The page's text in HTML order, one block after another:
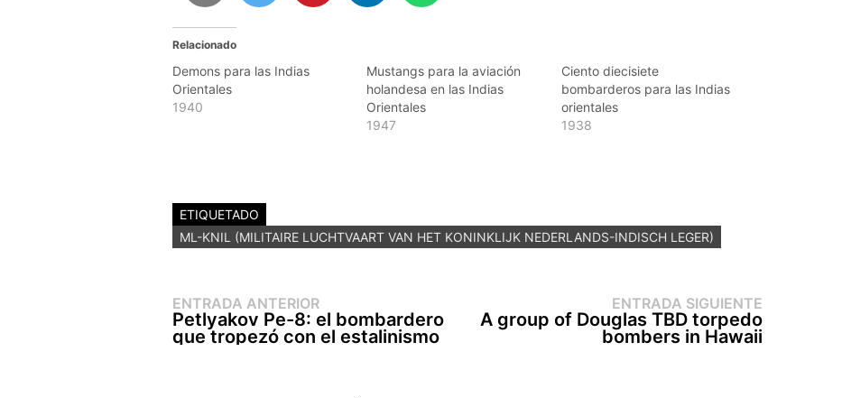
Relacionado
Demons para las Indias
Orientales
1940
Mustangs para la aviación
holandesa en las Indias
Orientales
1947
Ciento diecisiete
bombarderos para las Indias
orientales
1938
ETIQUETADO
ML-KNIL (MILITAIRE LUCHTVAART VAN HET KONINKLIJK NEDERLANDS-INDISCH LEGER)
Navegación
de
entradas
ENTRADA ANTERIOREntrada
anterior:
Petlyakov Pe-8: el bombardero
que tropezó con el estalinismo
ENTRADA SIGUIENTEEntrada
siguiente:
A group of Douglas TBD torpedo
bombers in Hawaii